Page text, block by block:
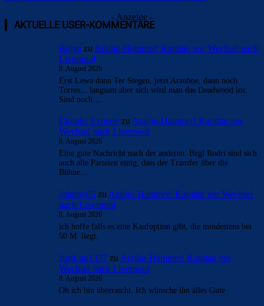
- Anzeige -
AKTUELLE USER-KOMMENTARE
Bojan zu Araújo-Hammer! Kapitän vor Wechsel nach
Liverpool
8. August 2026
Erst Lewa dann Ter Stegen, jetzt Arauhoe, dann noch
Torres... langsam aber sich wird man das Deadwood los.
Sind noch…
Clouds: Experte zu Araújo-Hammer! Kapitän vor
Wechsel nach Liverpool
8. August 2026
Eine gute Nachricht nach der anderen. Bzgl Rodri sind sich
auch alle Parteien einig, dass der Transfer über die
Bühne…
Johnny85 zu Araújo-Hammer! Kapitän vor Wechsel
nach Liverpool
8. August 2026
ich hoffe falls es eine Kaufoption gibt, die mindestens bei
50 M. liegt.
JustLup1337 zu Araújo-Hammer! Kapitän vor
Wechsel nach Liverpool
8. August 2026
Oh ich bin überrascht. Ich wünsche ihn alles Gute